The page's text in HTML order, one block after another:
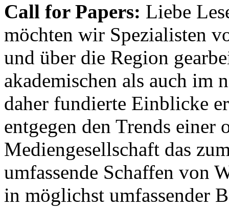
Call for Papers: Liebe
möchten wir Spezialisten
und über die Region
akademischen als auch im
daher fundierte Einblicke
entgegen den Trends einer
Mediengesellschaft das
umfassende Schaffen von
in möglichst umfassender